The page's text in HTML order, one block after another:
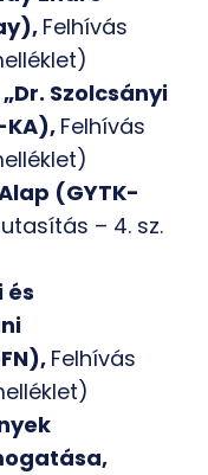
Felhívás
Szolcsányi
KA), Felhívás
(GYTK-
– 4. sz.
és
Felhívás